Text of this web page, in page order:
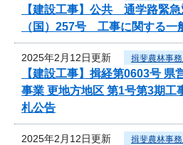
【建設工事】公共 通学路緊急
（国）257号 工事に関する一
2025年2月12日更新 揖斐農林事
【建設工事】揖経第0603号 県
事業 更地方地区 第1号第3期工
札公告
2025年2月12日更新 揖斐農林事